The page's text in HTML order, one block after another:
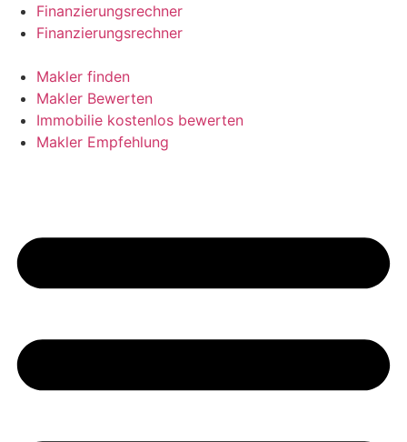
Skip
Finanzierungsrechner
Finanzierungsrechner
Makler finden
Makler Bewerten
Immobilie kostenlos bewerten
Makler Empfehlung